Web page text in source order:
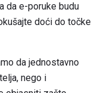
da e-poruke budu
doći do točke
da jednostavno
nego i